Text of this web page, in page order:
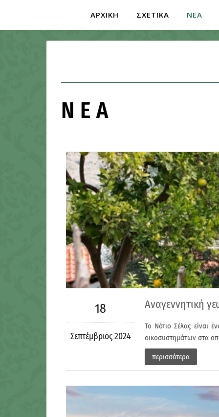
ΑΡΧΙΚΗ ΣΧΕΤΙΚΑ ΝΕΑ
ΝΕΑ
18
Σεπτέμβριος 2024
Αναγεννητική
Το Νότιο Σέλας είναι
οικοσυστημάτων στα
περισσότερα